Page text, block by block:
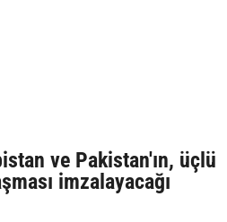
ve Pakistan'ın, üçlü
imzalayacağı